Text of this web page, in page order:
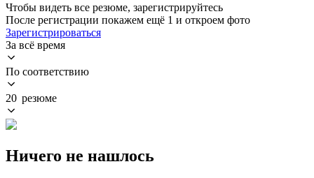
Чтобы видеть все резюме, зарегистрируйтесь
После регистрации покажем ещё 1 и откроем фото
Зарегистрироваться
За всё время
По соответствию
20 резюме
Ничего не нашлось